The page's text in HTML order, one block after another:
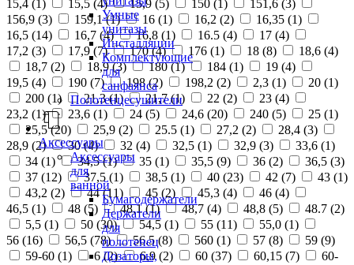
Умные
унитазы
Инсталляции
Комплектующие
для
санфаянса
Полотенцесушители
Аксессуары
Аксессуары
для
ванной
Бумагодержатели
Держатели
для
полотенец
Дозаторы,
15,4 (1 ) 15,5 (4) 15,9 (5) 150 (1 ) 151,6 (3)
156,9 (3) 159,1 (1) 16 (1) 16,2 (2) 16,35 (1)
16,5 (14) 16,7 (4) 16,8 (1) 16.5 (4) 17 (4)
17,2 (3) 17,9 (7) 170 (4) 176 (1) 18 (8) 18,6 (4)
18,7 (2) 18,9 (3) 180 (1) 184 (1) 19 (4)
19,5 (4) 190 (7) 198 (2) 198,2 (2) 2,3 (1) 20 (1)
200 (1) 21,3 (1) 21,7 (1) 22 (2) 23 (4)
23,2 (1) 23,6 (1) 24 (5) 24,6 (20) 240 (5) 25 (1)
25,5 (20) 25,9 (2) 25.5 (1) 27,2 (2) 28,4 (3)
28,9 (2) 30 (4) 32 (4) 32,5 (1) 32,9 (3) 33,6 (1)
34 (1) 34,5 (1) 35 (1) 35,5 (9) 36 (2) 36,5 (3)
37 (12) 37,5 (1) 38,5 (1) 40 (23) 42 (7) 43 (1)
43,2 (2) 44 (11) 45 (2) 45,3 (4) 46 (4)
46,5 (1) 48 (5) 48,1 (1) 48,7 (4) 48,8 (5) 48.7 (2)
5,5 (1) 50 (30) 54,5 (1) 55 (11) 55,0 (1)
56 (16) 56,5 (78) 56.5 (8) 560 (1) 57 (8) 59 (9)
59-60 (1) 6 (2) 6,9 (2) 60 (37) 60,15 (7)
60-